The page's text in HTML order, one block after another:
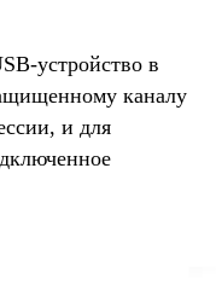
устройство в
каналу
и для